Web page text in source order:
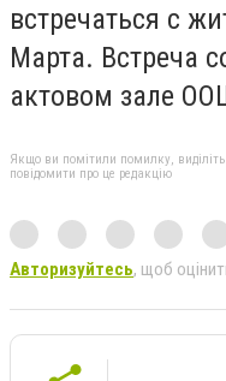
встречаться с
Марта. Встреча
актовом зале
Якщо ви помітили помилку, виділіть
повідомити про це редакцію
Авторизуйтесь, щоб